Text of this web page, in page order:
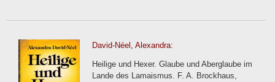
David-Néel, Alexandra:
Heilige und Hexer. Glaube und Aberglaube im
Lande des Lamaismus. F. A. Brockhaus,